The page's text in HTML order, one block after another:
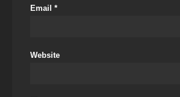
Email *
Website